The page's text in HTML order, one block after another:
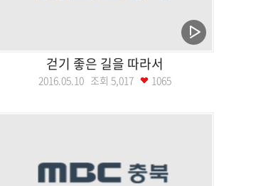
걷기 좋은 길을 따라서
2016.05.10 조회 5,017 1065